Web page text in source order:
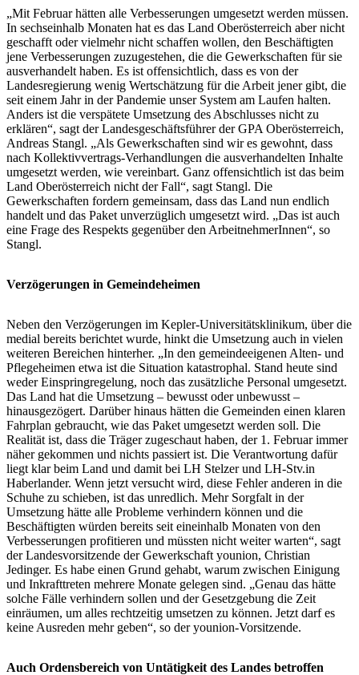
„Mit Februar hätten alle Verbesserungen umgesetzt werden müssen.
In sechseinhalb Monaten hat es das Land Oberösterreich aber nicht
geschafft oder vielmehr nicht schaffen wollen, den Beschäftigten
jene Verbesserungen zuzugestehen, die die Gewerkschaften für sie
ausverhandelt haben. Es ist offensichtlich, dass es von der
Landesregierung wenig Wertschätzung für die Arbeit jener gibt, die
seit einem Jahr in der Pandemie unser System am Laufen halten.
Anders ist die verspätete Umsetzung des Abschlusses nicht zu
erklären“, sagt der Landesgeschäftsführer der GPA Oberösterreich,
Andreas Stangl. „Als Gewerkschaften sind wir es gewohnt, dass
nach Kollektivvertrags-Verhandlungen die ausverhandelten Inhalte
umgesetzt werden, wie vereinbart. Ganz offensichtlich ist das beim
Land Oberösterreich nicht der Fall“, sagt Stangl. Die
Gewerkschaften fordern gemeinsam, dass das Land nun endlich
handelt und das Paket unverzüglich umgesetzt wird. „Das ist auch
eine Frage des Respekts gegenüber den ArbeitnehmerInnen“, so
Stangl.
Verzögerungen in Gemeindeheimen
Neben den Verzögerungen im Kepler-Universitätsklinikum, über die
medial bereits berichtet wurde, hinkt die Umsetzung auch in vielen
weiteren Bereichen hinterher. „In den gemeindeeigenen Alten- und
Pflegeheimen etwa ist die Situation katastrophal. Stand heute sind
weder Einspringregelung, noch das zusätzliche Personal umgesetzt.
Das Land hat die Umsetzung – bewusst oder unbewusst –
hinausgezögert. Darüber hinaus hätten die Gemeinden einen klaren
Fahrplan gebraucht, wie das Paket umgesetzt werden soll. Die
Realität ist, dass die Träger zugeschaut haben, der 1. Februar immer
näher gekommen und nichts passiert ist. Die Verantwortung dafür
liegt klar beim Land und damit bei LH Stelzer und LH-Stv.in
Haberlander. Wenn jetzt versucht wird, diese Fehler anderen in die
Schuhe zu schieben, ist das unredlich. Mehr Sorgfalt in der
Umsetzung hätte alle Probleme verhindern können und die
Beschäftigten würden bereits seit eineinhalb Monaten von den
Verbesserungen profitieren und müssten nicht weiter warten“, sagt
der Landesvorsitzende der Gewerkschaft younion, Christian
Jedinger. Es habe einen Grund gehabt, warum zwischen Einigung
und Inkrafttreten mehrere Monate gelegen sind. „Genau das hätte
solche Fälle verhindern sollen und der Gesetzgebung die Zeit
einräumen, um alles rechtzeitig umsetzen zu können. Jetzt darf es
keine Ausreden mehr geben“, so der younion-Vorsitzende.
Auch Ordensbereich von Untätigkeit des Landes betroffen